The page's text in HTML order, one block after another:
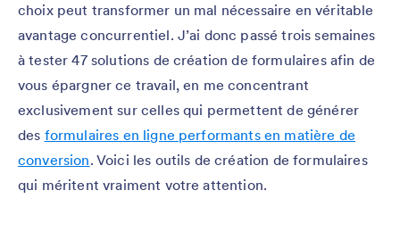
choix peut transformer un mal nécessaire en véritable
avantage concurrentiel. J’ai donc passé trois semaines
à tester 47 solutions de création de formulaires afin de
vous épargner ce travail, en me concentrant
exclusivement sur celles qui permettent de générer
des formulaires en ligne performants en matière de
conversion. Voici les outils de création de formulaires
qui méritent vraiment votre attention.